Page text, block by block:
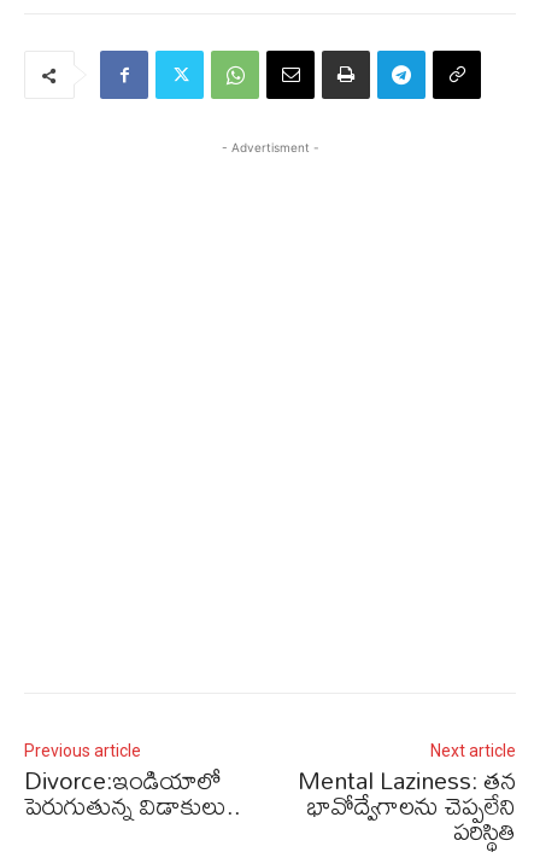
- Advertisment -
Previous article
Divorce:ఇండియాలో
పెరుగుతున్న విడాకులు..
Next article
Mental Laziness: తన
భావోద్వేగాలను చెప్పలేని
పరిస్థితి